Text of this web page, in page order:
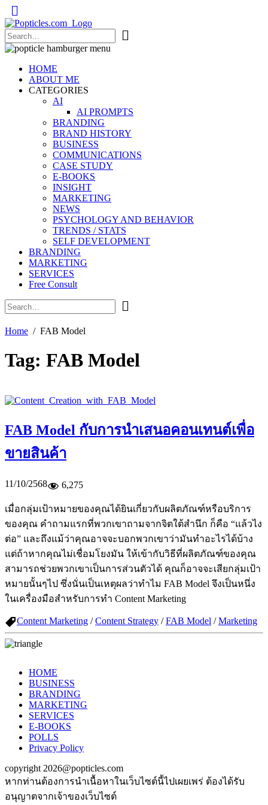
Popticles.com
HOME
ABOUT ME
CATEGORIES
AI
AI PROMPTS
BRANDING
BRAND HISTORY
BUSINESS
COMMUNICATIONS
CASE STUDY
E-BOOKS
INSIGHT
MARKETING
NEWS
PSYCHOLOGY AND BEHAVIOR
TRENDS / STATS
SELF DEVELOPMENT
BRANDING
MARKETING
SERVICES
Free Consult
Home FAB Model
Tag: FAB Model
FAB Model กับการนำเสนอคอนเทนต์เพื่อ
ขายสินค้า
11/10/2568 6,275
เมื่อกลุ่มเป้าหมายของคุณได้ยินเกี่ยวกับผลิตภัณฑ์หรือบริการ
ของคุณ คำถามแรกที่พวกเขาถามจากจิตใต้สำนึก ก็คือ “แล้วไง
ต่อ” และถึงแม้ว่าคุณอาจจะบอกพวกเขาว่ามันทำอะไรได้บ้าง
แต่ถ้าหากคุณไม่เชื่อมโยงมัน ให้เข้ากับวิธีที่ผลิตภัณฑ์ของคุณ
สามารถช่วยพวกเขาเป็นการส่วนตัวได้ คุณก็อาจจะเสียกลุ่มเป้า
หมายนั้นๆไป ซึ่งนั่นเป็นเหตุผลว่าทำไม FAB Model จึงเป็นหนึ่ง
ในเครื่องมือสำหรับการทำ Content Marketing
Content Marketing /Content Strategy /FAB Model /Marketing
HOME
BUSINESS
BRANDING
MARKETING
SERVICES
E-BOOKS
POLLS
Privacy Policy
copyright 2026@popticles.com
หากท่านต้องการนำเนื้อหาในเว็บไซต์นี้ไปเผยเพร่ ต้องได้รับ
อนุญาตจากเจ้าของเว็บไซต์